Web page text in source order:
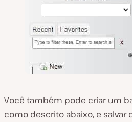
Você também pode criar um
como descrito abaixo, e salvar